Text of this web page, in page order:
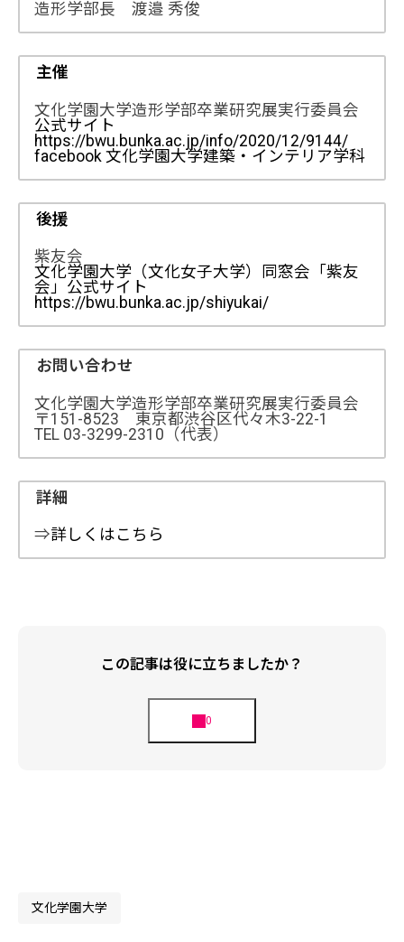
造形学部長 渡邉 秀俊
主催
文化学園大学造形学部卒業研究展実行委員会
公式サイト
https://bwu.bunka.ac.jp/info/2020/12/9144/
facebook 文化学園大学建築・インテリア学科
後援
紫友会
文化学園大学（文化女子大学）同窓会「紫友
会」公式サイト
https://bwu.bunka.ac.jp/shiyukai/
お問い合わせ
文化学園大学造形学部卒業研究展実行委員会
〒151-8523 東京都渋谷区代々木3-22-1
TEL 03-3299-2310（代表）
詳細
⇒詳しくはこちら
この記事は役に立ちましたか？
文化学園大学